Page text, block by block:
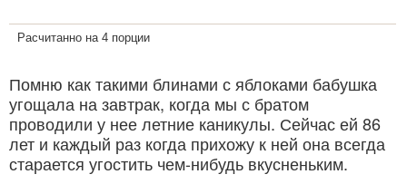
Расчитанно на 4 порции
Помню как такими блинами с яблоками бабушка
угощала на завтрак, когда мы с братом
проводили у нее летние каникулы. Сейчас ей 86
лет и каждый раз когда прихожу к ней она всегда
старается угостить чем-нибудь вкусненьким.